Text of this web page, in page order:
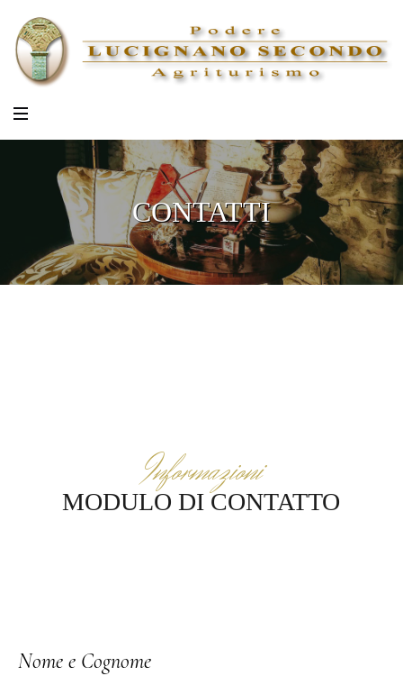
CONTATTI
Informazioni
MODULO DI CONTATTO
Nome e Cognome